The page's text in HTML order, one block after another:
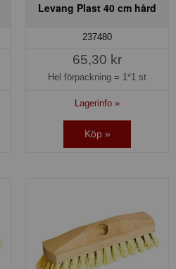
Levang Plast 40 cm hård
237480
65,30 kr
Hel förpackning = 1*1 st
Lagerinfo »
Köp »